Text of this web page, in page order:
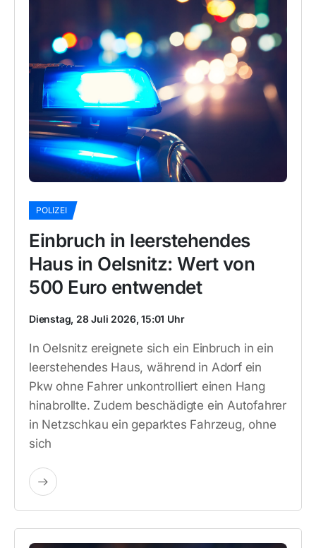
POLIZEI
Einbruch in leerstehendes
Haus in Oelsnitz: Wert von
500 Euro entwendet
Dienstag, 28 Juli 2026, 15:01 Uhr
In Oelsnitz ereignete sich ein Einbruch in ein
leerstehendes Haus, während in Adorf ein
Pkw ohne Fahrer unkontrolliert einen Hang
hinabrollte. Zudem beschädigte ein Autofahrer
in Netzschkau ein geparktes Fahrzeug, ohne
sich